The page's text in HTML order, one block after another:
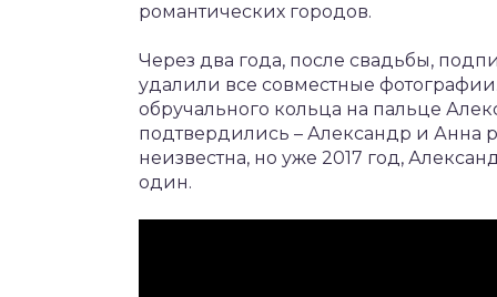
романтических городов.
Через два года, после свадьбы,
удалили все совместные
обручального кольца на пальце
подтвердились – Александр и Анна
неизвестна, но уже 2017 год,
один.